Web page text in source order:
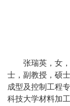
况
院
张瑞英，女
士，副教授，硕
成型及控制工程
科技大学材料加